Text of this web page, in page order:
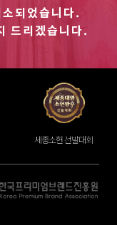
되었습니다.
드리겠습니다.
세종소헌 선발대회